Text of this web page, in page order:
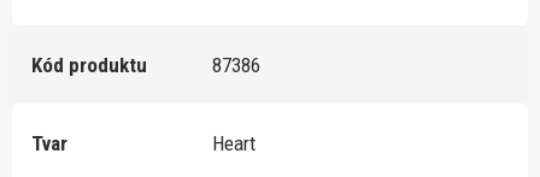
Kód produktu 87386
Tvar Heart